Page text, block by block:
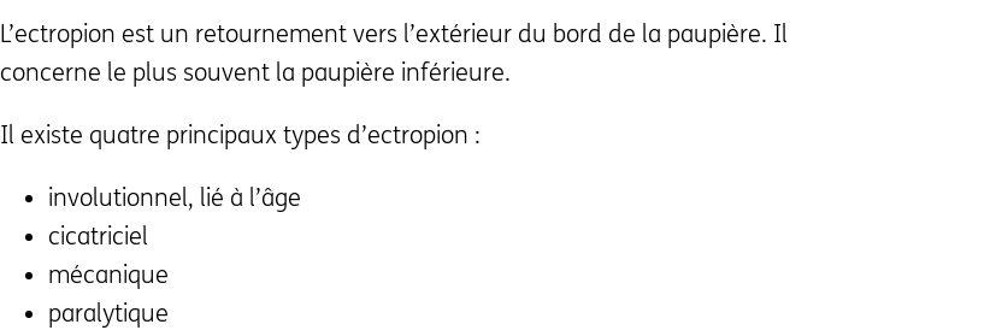
L’ectropion est un retournement vers l’extérieur du bord de la paupière. Il
concerne le plus souvent la paupière inférieure.
Il existe quatre principaux types d’ectropion :
involutionnel, lié à l’âge
cicatriciel
mécanique
paralytique